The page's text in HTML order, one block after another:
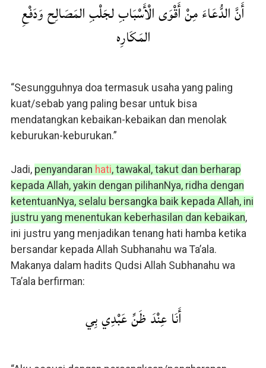
أَنَّ الدُّعَاءَ مِنْ أَقْوَى الْأَسْبَابِ لجَلْبِ المَصَالِح وَدَفْعِ
المَكَارِه
“Sesungguhnya doa termasuk usaha yang paling
kuat/sebab yang paling besar untuk bisa
mendatangkan kebaikan-kebaikan dan menolak
keburukan-keburukan.”
Jadi, penyandaran hati, tawakal, takut dan berharap
kepada Allah, yakin dengan pilihanNya, ridha dengan
ketentuanNya, selalu bersangka baik kepada Allah, ini
justru yang menentukan keberhasilan dan kebaikan,
ini justru yang menjadikan tenang hati hamba ketika
bersandar kepada Allah Subhanahu wa Ta’ala.
Makanya dalam hadits Qudsi Allah Subhanahu wa
Ta’ala berfirman:
أَنَا عِنْدَ ظَنِّ عَبْدِي بِي